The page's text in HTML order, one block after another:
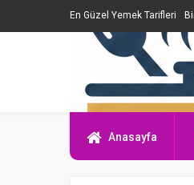
En Güzel Yemek Tarifleri
Anasayfa